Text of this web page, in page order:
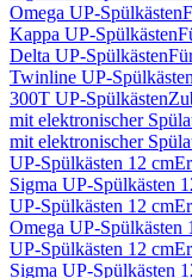
Omega UP-Spülkästen
Kappa UP-Spülkästen
Delta UP-Spülkästen
Twinline UP-Spülkästen
300T UP-Spülkästen
mit elektronischer
mit elektronischer
UP-Spülkästen 12 cm
Sigma UP-Spülkästen
UP-Spülkästen 12 cm
Omega UP-Spülkästen
UP-Spülkästen 12 cm
Sigma UP-Spülkästen